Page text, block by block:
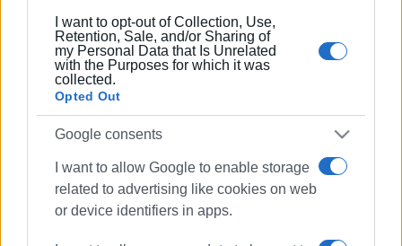
I want to opt-out of Collection, Use,
Retention, Sale, and/or Sharing of
my Personal Data that Is Unrelated
with the Purposes for which it was
collected.
Opted Out
Google consents
I want to allow Google to enable storage
related to advertising like cookies on web
or device identifiers in apps.
ΤΑΙΠΕΔ Δημήτρης Πολίτης
Στέφανος Γκίκας